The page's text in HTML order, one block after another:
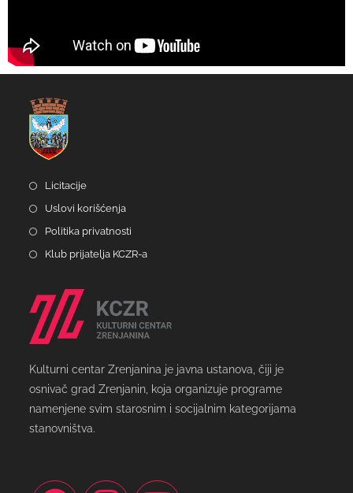
Licitacije
Uslovi korišćenja
Politika privatnosti
Klub prijatelja KCZR-a
Kulturni centar Zrenjanina je javna ustanova, čiji je
osnivač grad Zrenjanin, koja organizuje programe
namenjene svim starosnim i socijalnim kategorijama
stanovništva.